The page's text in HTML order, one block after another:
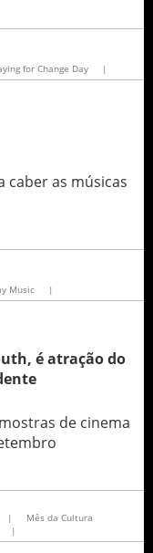
for Change Day |
caber as músicas
Music |
é atração do
de cinema
|
Mês da Cultura
|